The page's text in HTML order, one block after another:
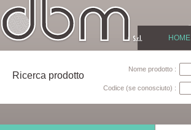
HOME
Ricerca prodotto
Nome prodotto :
Codice (se conosciuto) :